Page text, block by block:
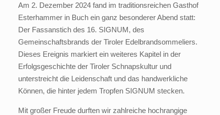
Am 2. Dezember 2024 fand im traditionsreichen Gasthof
Esterhammer in Buch ein ganz besonderer Abend statt:
Der Fassanstich des 16. SIGNUM, des
Gemeinschaftsbrands der Tiroler Edelbrandsommeliers.
Dieses Ereignis markiert ein weiteres Kapitel in der
Erfolgsgeschichte der Tiroler Schnapskultur und
unterstreicht die Leidenschaft und das handwerkliche
Können, die hinter jedem Tropfen SIGNUM stecken.
Mit großer Freude durften wir zahlreiche hochrangige